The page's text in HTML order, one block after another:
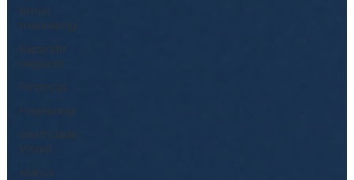
Email
marketing
Expandir
negócio
Finanças
Freelancer
Identidade
Visual
Marca